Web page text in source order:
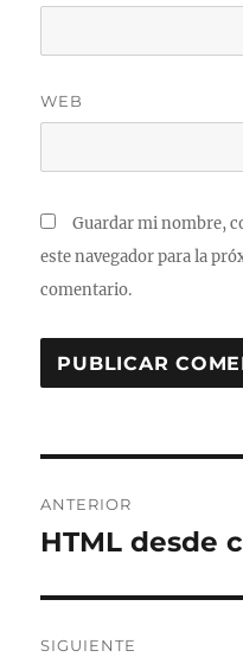
WEB
Guardar mi nombre,
este navegador para la
comentario.
de
ANTERIOR
Entrada
HTML desde
SIGUIENTE